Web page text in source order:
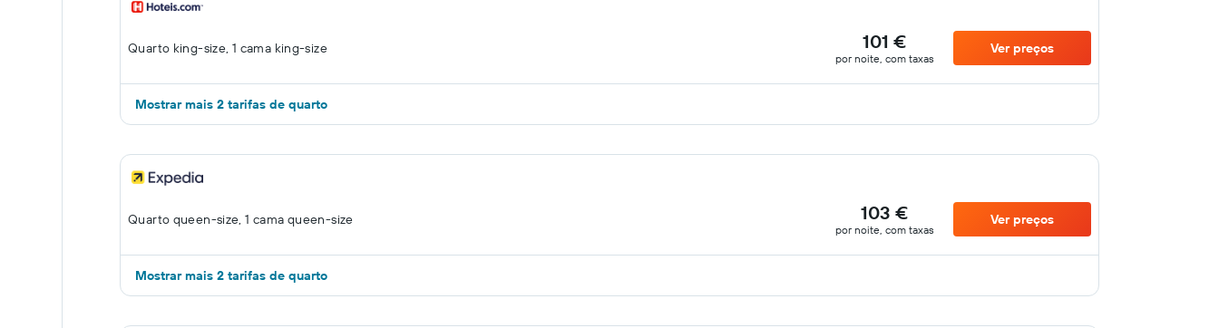
Quarto king-size, 1 cama king-size 101 €
por noite, com taxas
Ver preços
Mostrar mais 2 tarifas de quarto
Quarto queen-size, 1 cama queen-size 103 €
por noite, com taxas
Ver preços
Mostrar mais 2 tarifas de quarto